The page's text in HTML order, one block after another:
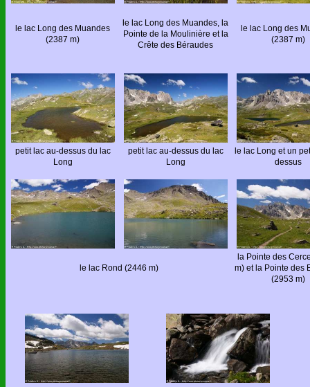
le lac Long des Muandes
(2387 m)
le lac Long des Muandes, la
Pointe de la Moulinière et la
Crête des Béraudes
le lac Long des
(2387 m)
petit lac au-dessus du lac
Long
petit lac au-dessus du lac
Long
le lac Long et un
dessus
le lac Rond (2446 m)
la Pointe des
m) et la Pointe des
(2953 m)